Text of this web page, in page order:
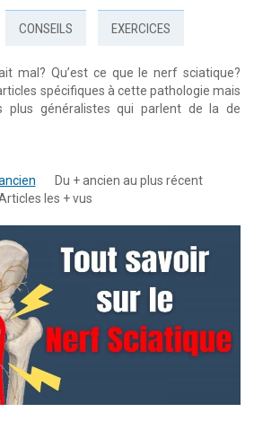
CONSEILS EXERCICES
mal? Qu’est ce que le nerf sciatique?
spécifiques à cette pathologie mais
plus généralistes qui parlent de la de
Du + ancien au plus récent
les + vus